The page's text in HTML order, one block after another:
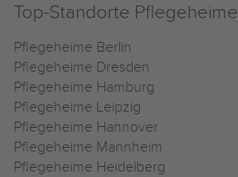
Top-Standorte Pflegeheime
Pflegeheime Berlin
Pflegeheime Dresden
Pflegeheime Hamburg
Pflegeheime Leipzig
Pflegeheime Hannover
Pflegeheime Mannheim
Pflegeheime Heidelberg